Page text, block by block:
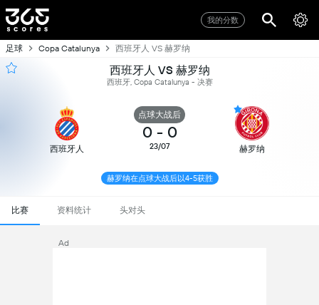
我的分数
足球 Copa Catalunya 西班牙人 VS 赫罗纳
西班牙人 VS 赫罗纳
西班牙, Copa Catalunya - 决赛
西班牙人
点球大战后
0 - 0
23/07 赫罗纳
赫罗纳在点球大战后以4-5获胜
比赛 资料统计 头对头
Ad